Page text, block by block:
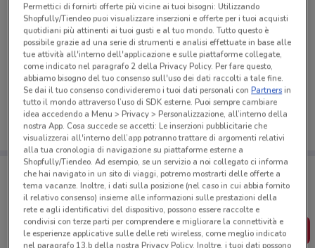
Ci dispiace, al momento non abbiamo pubblicato
volantini nella tua zona. Riprova più tardi.
Porta DoveConviene sempre con te!
Puoi trovare le migliori offerte dei negozi vicino a te,
salvarle e creare la tua lista del risparmio, comodamente
dal tuo cellulare.
SCARICA L’APP
Permettici di fornirti offerte più vicine ai tuoi bisogni: Utilizzando
Shopfully/Tiendeo puoi visualizzare inserzioni e offerte per i tuoi acquisti
quotidiani più attinenti ai tuoi gusti e al tuo mondo. Tutto questo è
possibile grazie ad una serie di strumenti e analisi effettuate in base alle
tue attività all'interno dell'applicazione e sulle piattaforme collegate,
come indicato nel paragrafo 2 della Privacy Policy. Per fare questo,
abbiamo bisogno del tuo consenso sull'uso dei dati raccolti a tale fine.
Se dai il tuo consenso condivideremo i tuoi dati personali conPartnersin
tutto il mondo attraverso l’uso di SDK esterne. Puoi sempre cambiare
idea accedendo a Menu > Privacy > Personalizzazione, all’interno della
nostra App. Cosa succede se accetti: Le inserzioni pubblicitarie che
visualizzerai all'interno dell’app potranno trattare di argomenti relativi
alla tua cronologia di navigazione su piattaforme esterne a
Shopfully/Tiendeo. Ad esempio, se un servizio a noi collegato ci informa
che hai navigato in un sito di viaggi, potremo mostrarti delle offerte a
tema vacanze. Inoltre, i dati sulla posizione (nel caso in cui abbia fornito
il relativo consenso) insieme alle informazioni sulle prestazioni della
rete e agli identificativi del dispositivo, possono essere raccolte e
condivisi con terze parti per comprendere e migliorare la connettività e
le esperienze applicative sulle delle reti wireless, come meglio indicato
nel paragrafo 13.b della nostra Privacy Policy. Inoltre, i tuoi dati possono